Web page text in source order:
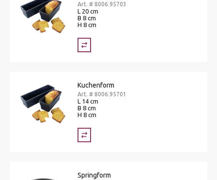
Art. # 8006.95703
L 20 cm
B 8 cm
H 8 cm
Kuchenform
Art. # 8006.95701
L 14 cm
B 8 cm
H 8 cm
Springform